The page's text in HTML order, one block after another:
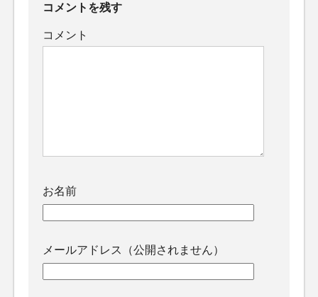
コメントを残す
コメント
お名前
メールアドレス（公開されません）